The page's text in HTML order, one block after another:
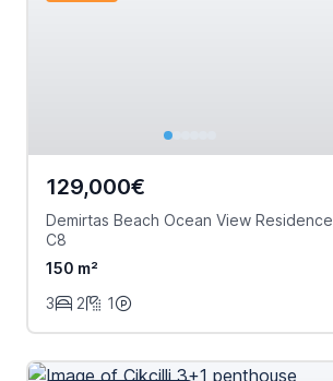
129,000€
Demirtas Beach Ocean View Residence
C8
150 m²
3
2 1